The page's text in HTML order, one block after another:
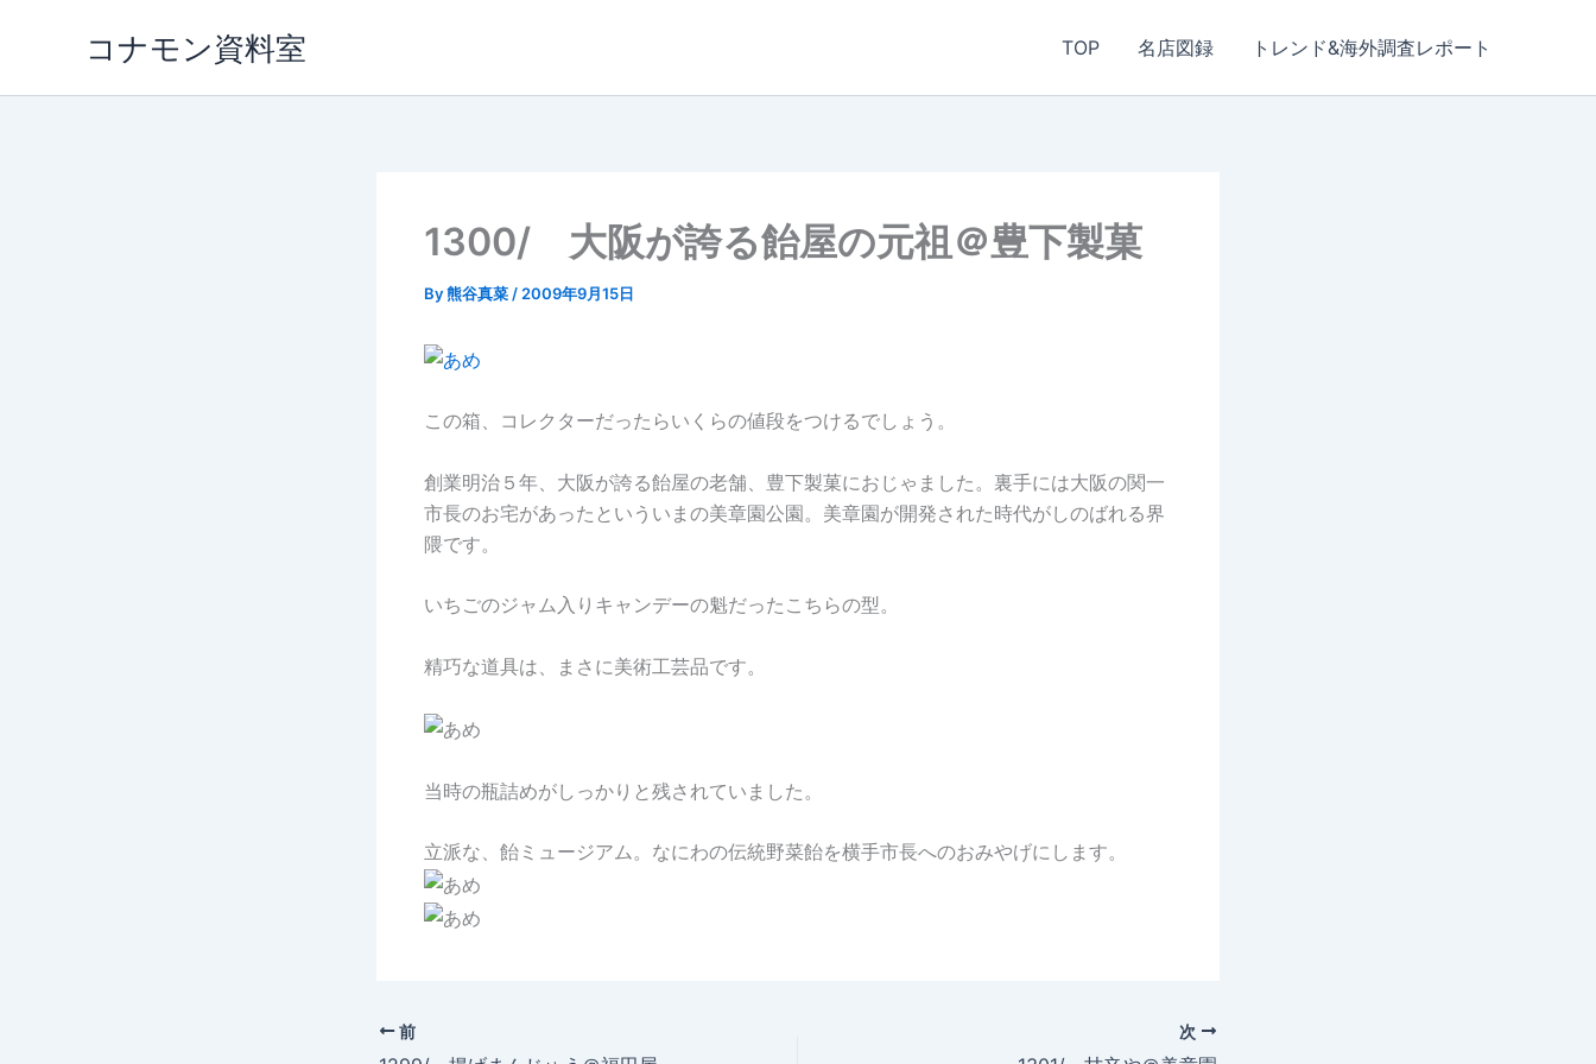
コナモン資料室 TOP 名店図録 トレンド&海外調査レポート
1300/ 大阪が誇る飴屋の元祖＠豊下製菓
By熊谷真菜 / 2009年9月15日
この箱、コレクターだったらいくらの値段をつけるでしょう。
創業明治５年、大阪が誇る飴屋の老舗、豊下製菓におじゃました。裏手には大阪の関一
市長のお宅があったといういまの美章園公園。美章園が開発された時代がしのばれる界
隈です。
いちごのジャム入りキャンデーの魁だったこちらの型。
精巧な道具は、まさに美術工芸品です。
当時の瓶詰めがしっかりと残されていました。
立派な、飴ミュージアム。なにわの伝統野菜飴を横手市長へのおみやげにします。
前 次